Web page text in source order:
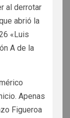
al derrotar
abrió la
«Luis
A de la
Apenas
Figueroa